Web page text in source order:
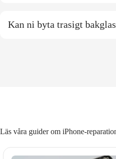
Kan ni byta trasigt
Läs våra guider om iPhone-